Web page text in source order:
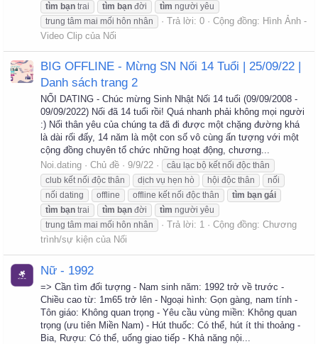
tìm bạn trai tìm bạn đời tìm người yêu
trung tâm mai mối hôn nhân
Trả lời: 0 Cộng đồng: Hình Ảnh -
Video Clip của Nối
BIG OFFLINE - Mừng SN Nối 14 Tuổi | 25/09/22 |
Danh sách trang 2
NỐI DATING - Chúc mừng Sinh Nhật Nối 14 tuổi (09/09/2008 -
09/09/2022) Nối đã 14 tuổi rồi! Quá nhanh phải không mọi người
:) Nối thân yêu của chúng ta đã đi được một chặng đường khá
là dài rối đấy, 14 năm là một con số vô cùng ấn tượng với một
cộng đồng chuyên tổ chức những hoạt động, chương...
Noi.dating
Chủ đề 9/9/22
câu lạc bộ kết nối độc thân
club kết nối độc thân
dịch vụ hẹn hò hội độc thân
nối
nối dating
offline offline kết nối độc thân tìm bạn gái
tìm bạn trai tìm bạn đời tìm người yêu
trung tâm mai mối hôn nhân
Trả lời: 1 Cộng đồng: Chương
trình/sự kiện của Nối
Nữ - 1992
=> Cần tìm đối tượng - Nam sinh năm: 1992 trở về trước -
Chiều cao từ: 1m65 trở lên - Ngoại hình: Gọn gàng, nam tính -
Tôn giáo: Không quan trọng - Yêu cầu vùng miền: Không quan
trọng (ưu tiên Miền Nam) - Hút thuốc: Có thể, hút ít thi thoảng -
Bia, Rượu: Có thể, uống giao tiếp - Khả năng nội...